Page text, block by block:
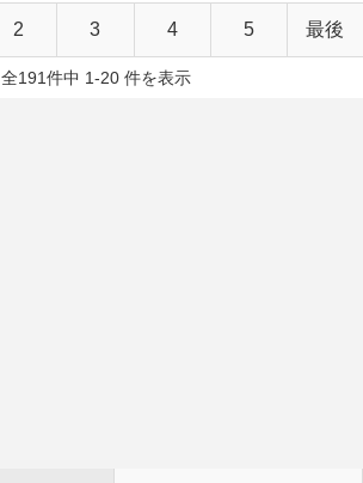
2 3 4 5 最後
全191件中 1-20 件を表示